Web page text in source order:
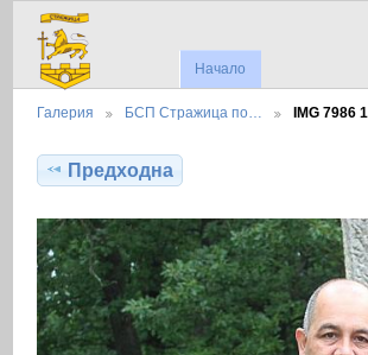
Начало
Галерия БСП Стражица по… IMG 7986 1
Предходна